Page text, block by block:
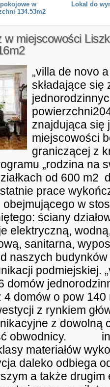
w
134.53m2
Lokal do
w miejscowości
„villa de novo
składające się
znajdująca się
miejscowości
graniczącej z
„rodzina na
od 600 m2
prace
w
ściany
elektryczną,
sanitarna,
naszych
podmiejskiej.
domów
4 domów o pow
z rynkiem
z dowolną
obwodnicy.
materiałów
daleko odbiega
a także drugim